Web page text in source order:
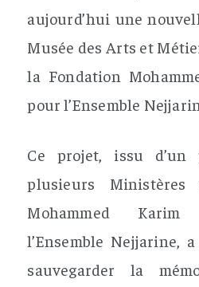
aujourd’hui une
Musée des Arts et
la Fondation
pour l’Ensemble
Ce projet, issu d’un
plusieurs
Mohammed
l’Ensemble Nejjarine,
sauvegarder la